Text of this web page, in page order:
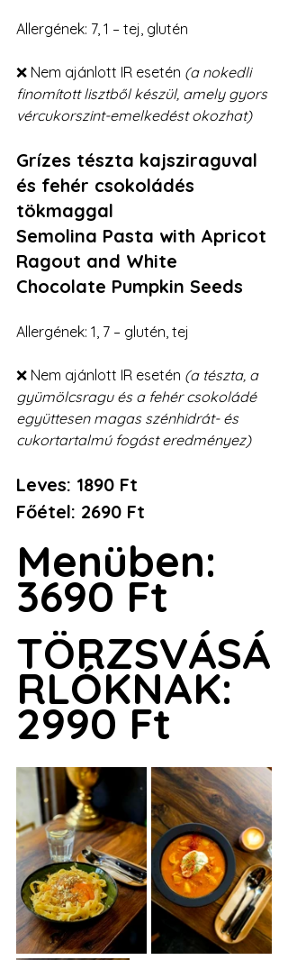
Allergének: 7, 1 – tej, glutén
❌ Nem ajánlott IR esetén (a nokedli
finomított lisztből készül, amely gyors
vércukorszint-emelkedést okozhat)
Grízes tészta kajsziraguval
és fehér csokoládés
tökmaggal
Semolina Pasta with Apricot
Ragout and White
Chocolate Pumpkin Seeds
Allergének: 1, 7 – glutén, tej
❌ Nem ajánlott IR esetén (a tészta, a
gyümölcsragu és a fehér csokoládé
együttesen magas szénhidrát- és
cukortartalmú fogást eredményez)
Leves: 1890 Ft
Főétel: 2690 Ft
Menüben:
3690 Ft
TÖRZSVÁSÁ
RLÓKNAK:
2990 Ft